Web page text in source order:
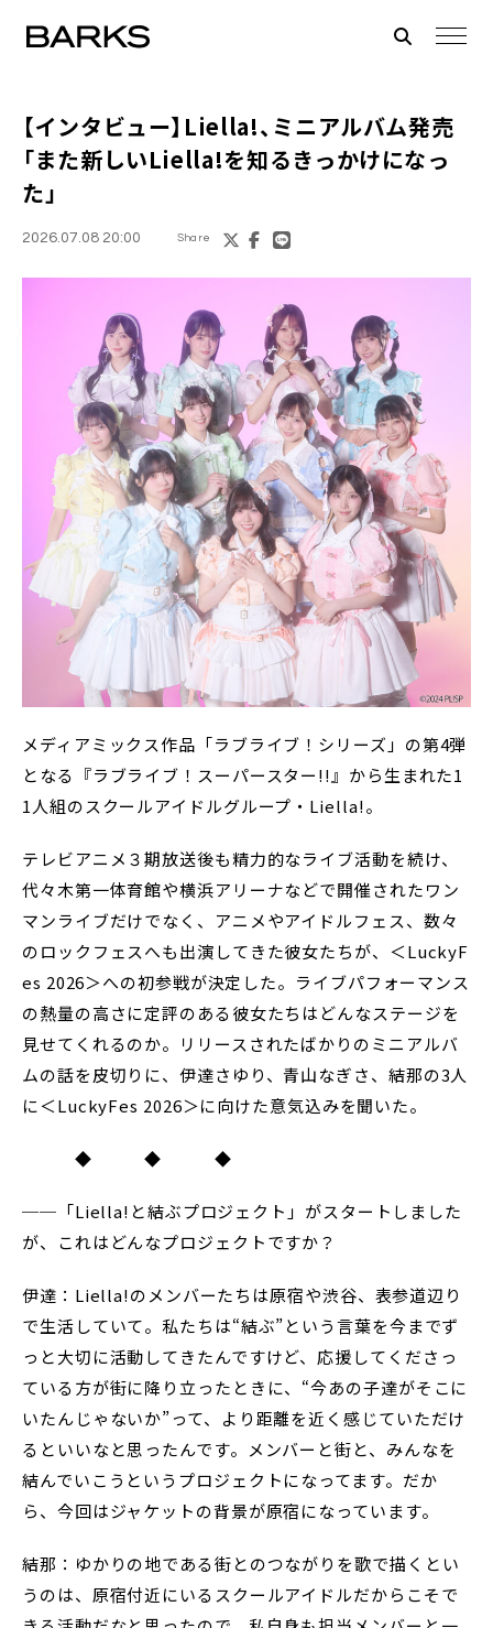
【インタビュー】Liella!、ミニアルバム発売
「また新しいLiella!を知るきっかけになっ
た」
2026.07.08 20:00 Share
メディアミックス作品「ラブライブ！シリーズ」の第4弾
となる『ラブライブ！スーパースター!!』から生まれた1
1人組のスクールアイドルグループ・Liella!。
テレビアニメ３期放送後も精力的なライブ活動を続け、
代々木第一体育館や横浜アリーナなどで開催されたワン
マンライブだけでなく、アニメやアイドルフェス、数々
のロックフェスへも出演してきた彼女たちが、＜LuckyF
es 2026＞への初参戦が決定した。ライブパフォーマンス
の熱量の高さに定評のある彼女たちはどんなステージを
見せてくれるのか。リリースされたばかりのミニアルバ
ムの話を皮切りに、伊達さゆり、青山なぎさ、結那の3人
に＜LuckyFes 2026＞に向けた意気込みを聞いた。
◆ ◆ ◆
──「Liella!と結ぶプロジェクト」がスタートしました
が、これはどんなプロジェクトですか？
伊達：Liella!のメンバーたちは原宿や渋谷、表参道辺り
で生活していて。私たちは“結ぶ”という言葉を今までず
っと大切に活動してきたんですけど、応援してくださっ
ている方が街に降り立ったときに、“今あの子達がそこに
いたんじゃないか”って、より距離を近く感じていただけ
るといいなと思ったんです。メンバーと街と、みんなを
結んでいこうというプロジェクトになってます。だか
ら、今回はジャケットの背景が原宿になっています。
結那：ゆかりの地である街とのつながりを歌で描くとい
うのは、原宿付近にいるスクールアイドルだからこそで